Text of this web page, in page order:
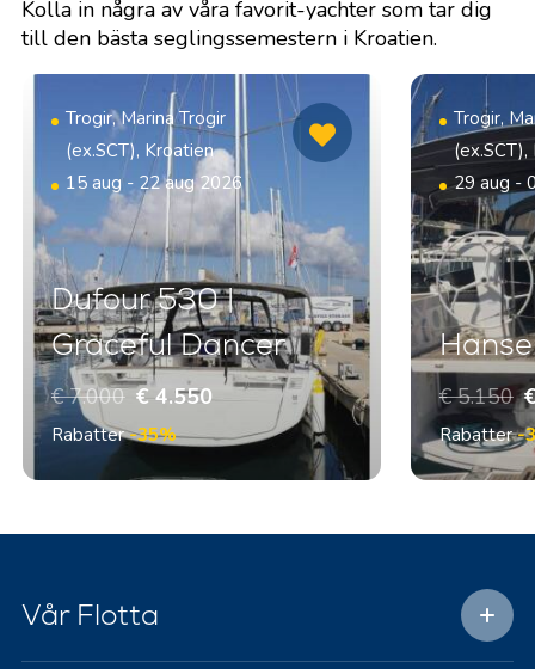
Kolla in några av våra favorit-yachter som tar dig
till den bästa seglingssemestern i Kroatien.
Trogir, Marina Trogir
(ex.SCT), Kroatien
15 aug - 22 aug 2026
Dufour 530 |
Graceful Dancer
€ 7.000 € 4.550
Rabatter-35%
Trogir,
29 aug -
€ 5.150
Rabatter-
Vår Flotta